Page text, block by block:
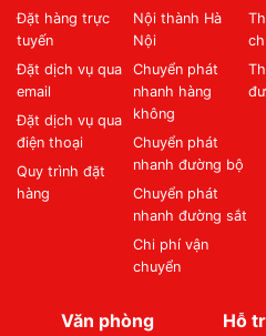
Đặt hàng trực
tuyến
Đặt dịch vụ qua
email
Đặt dịch vụ qua
điện thoại
Quy trình đặt
hàng
Nội thành Hà
Nội
Chuyển phát
nhanh hàng
không
Chuyển phát
nhanh đường bộ
Chuyển phát
nhanh đường sắt
Chi phí vận
chuyển
Văn phòng
Hỗ